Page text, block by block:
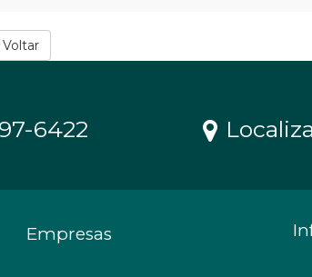
Voltar
6422
Empresas